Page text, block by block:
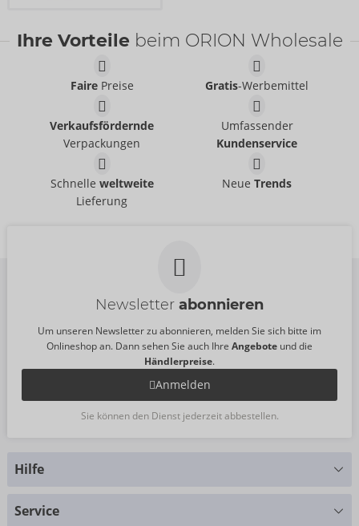
Ihre Vorteile beim ORION Wholesale
FairePreise Gratis-Werbemittel
Verkaufsfördernde
Verpackungen
Umfassender
Kundenservice
Schnelle weltweite
Lieferung
NeueTrends
Newsletter abonnieren
Um unseren Newsletter zu abonnieren, melden Sie sich bitte im
Onlineshop an. Dann sehen Sie auch Ihre Angebote und die
Händlerpreise.
Anmelden
Sie können den Dienst jederzeit abbestellen.
Hilfe
Service